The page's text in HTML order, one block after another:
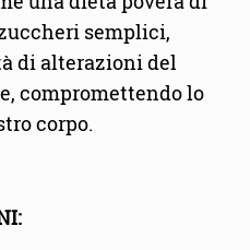
semplici,
di alterazioni del
compromettendo lo
corpo.